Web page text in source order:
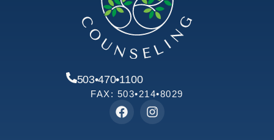
503•470•1100
FAX: 503•214•8029